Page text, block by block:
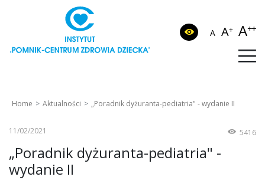
A A+ A++
Home Aktualności „Poradnik dyżuranta-pediatria" - wydanie II
11/02/2021 5416
„Poradnik dyżuranta-pediatria" -
wydanie II